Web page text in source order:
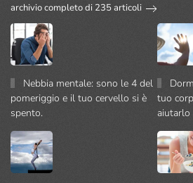
archivio completo di 235 articoli
Nebbia mentale: sono le 4 del
pomeriggio e il tuo cervello si è
spento.
tuo
aiutarlo